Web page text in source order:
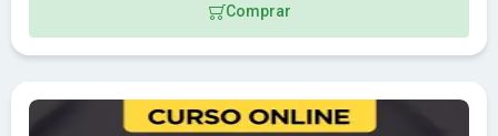
Comprar